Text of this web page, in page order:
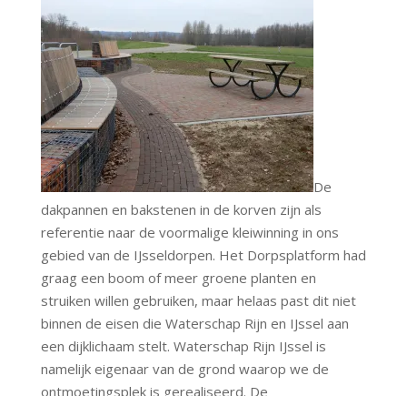
De
dakpannen en bakstenen in de korven zijn als
referentie naar de voormalige kleiwinning in ons
gebied van de IJsseldorpen. Het Dorpsplatform had
graag een boom of meer groene planten en
struiken willen gebruiken, maar helaas past dit niet
binnen de eisen die Waterschap Rijn en IJssel aan
een dijklichaam stelt. Waterschap Rijn IJssel is
namelijk eigenaar van de grond waarop we de
ontmoetingsplek is gerealiseerd. De